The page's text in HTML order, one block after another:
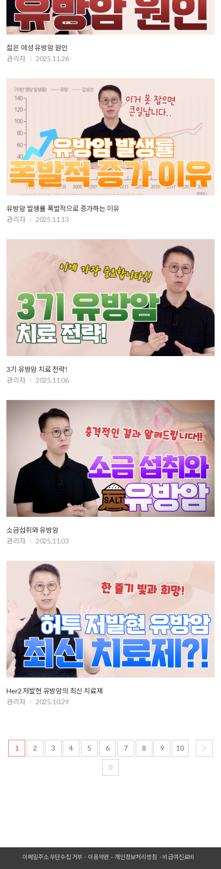
젊은 여성 유방암 원인
관리자
2025.11.26
유방암 발생률 폭발적으로 증가하는 이유
관리자
2025.11.13
3기 유방암 치료 전략!
관리자
2025.11.06
소금섭취와 유방암
관리자
2025.11.03
Her2 저발현 유방암의 최신 치료제
관리자
2025.10.29
1 2 3 4 5 6 7 8 9 10
이메일주소 무단수집 거부 이용약관 개인정보처리방침 비급여진료비